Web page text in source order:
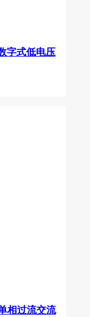
字式低电压
相过流交流